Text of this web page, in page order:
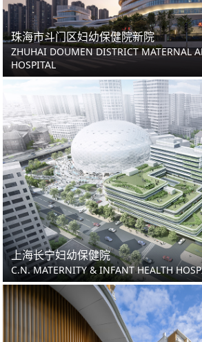
珠海市斗门区妇幼保健院新院
ZHUHAI DOUMEN DISTRICT MATERNAL
HOSPITAL
上海长宁妇幼保健院
C.N. MATERNITY & INFANT HEALTH